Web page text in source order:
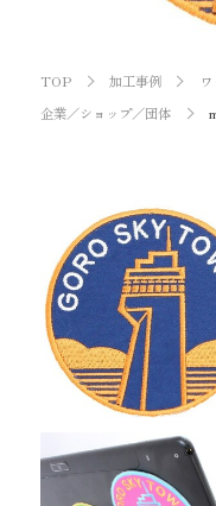
製品
TOP 加工事例
企業／ショップ／団体